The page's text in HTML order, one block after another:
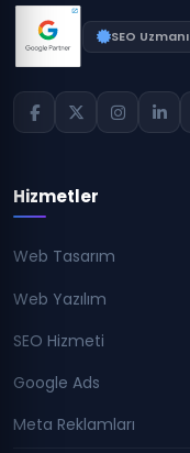
SEO Uzmanı
Hizmetler
Web Tasarım
Web Yazılım
SEO Hizmeti
Google Ads
Meta Reklamları